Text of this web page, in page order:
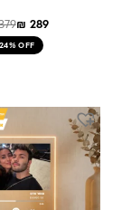
₪ 289
24% OFF
המחיר
היה:
₪ 379.
המחיר
הוא:
₪ 289.